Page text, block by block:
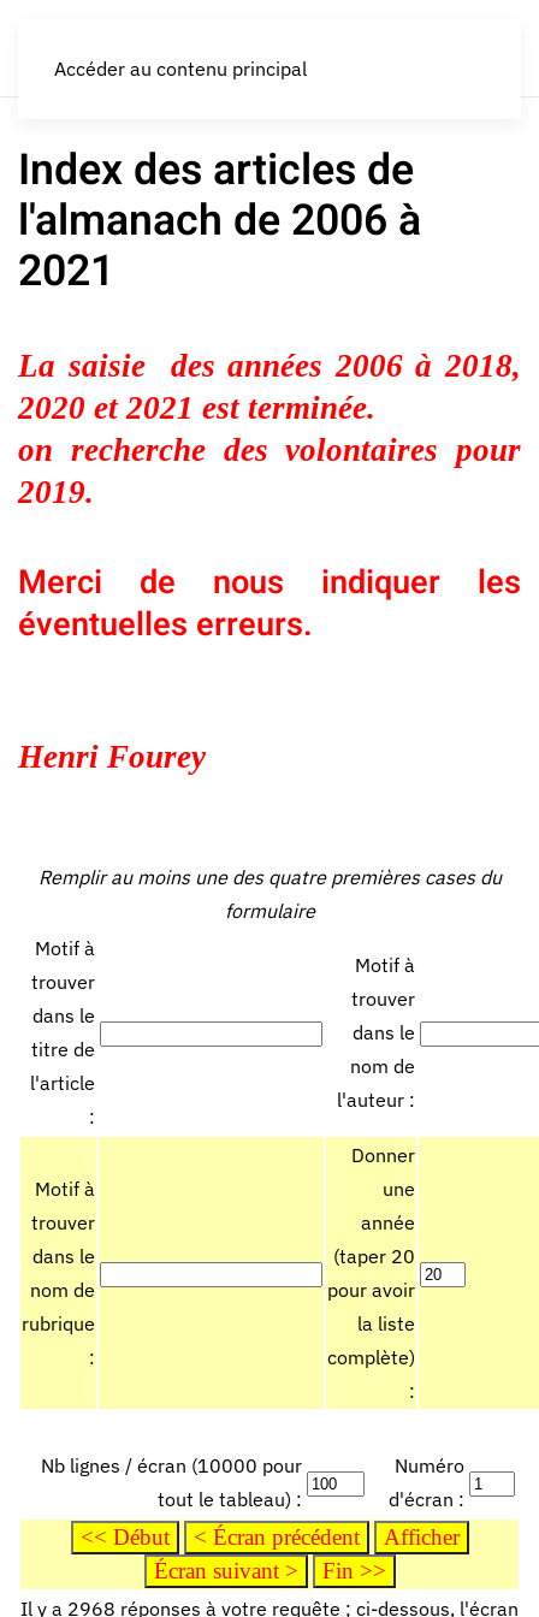
Accéder au contenu principal
Index des articles de
l'almanach de 2006 à
2021
La saisie des années 2006 à 2018,
2020 et 2021 est terminée.
on recherche des volontaires pour
2019.
Merci de nous indiquer les
éventuelles erreurs.
Henri Fourey
Remplir au moins une des quatre premières cases du
formulaire
Motif à
trouver
dans le
titre de
l'article
:
Motif à
trouver
dans le
nom de
l'auteur :
Motif à
trouver
dans le
nom de
rubrique
:
Donner
une
année
(taper 20
pour avoir
la liste
complète)
:
Nb lignes / écran (10000 pour
tout le tableau) :
Numéro
d'écran :
Il y a 2968 réponses à votre requête ; ci-dessous, l'écran